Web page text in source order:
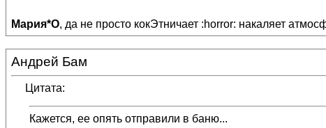
Мария*О, да не просто кокЭтничает :horror: накаляет
Андрей Бам
Цитата:
Кажется, ее опять отправили в баню...